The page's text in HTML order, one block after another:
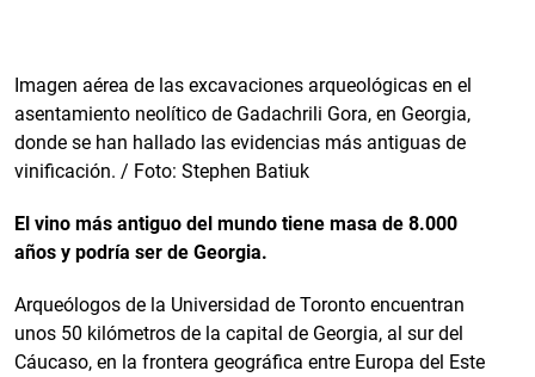
Imagen aérea de las excavaciones arqueológicas en el
asentamiento neolítico de Gadachrili Gora, en Georgia,
donde se han hallado las evidencias más antiguas de
vinificación. / Foto: Stephen Batiuk
El vino más antiguo del mundo tiene masa de 8.000
años y podría ser de Georgia.
Arqueólogos de la Universidad de Toronto encuentran
unos 50 kilómetros de la capital de Georgia, al sur del
Cáucaso, en la frontera geográfica entre Europa del Este